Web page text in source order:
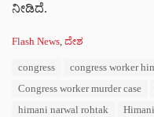
ನೀಡಿದೆ.
C
Flash News ದೇಶ
congress
congress worker
Congress worker murder case
himani narwal rohtak